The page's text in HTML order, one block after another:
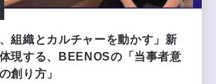
組織とカルチャーを動かす」新
現する、BEENOSの「当事者意
創り方」